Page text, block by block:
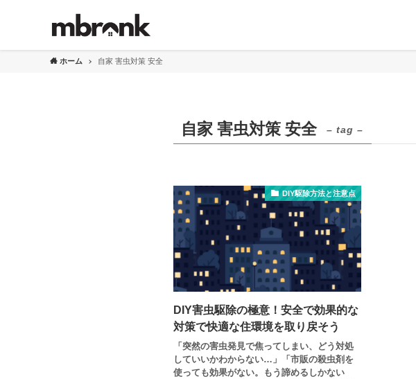
ホーム 自家 害虫対策 安全
自家 害虫対策 安全 – tag –
DIY駆除方法と注意点
DIY害虫駆除の極意！安全で効果的な
対策で快適な住環境を取り戻そう
「突然の害虫発見で焦ってしまい、どう対処
していいかわからない…」「市販の殺虫剤を
使っても効果がない。もう諦めるしかない